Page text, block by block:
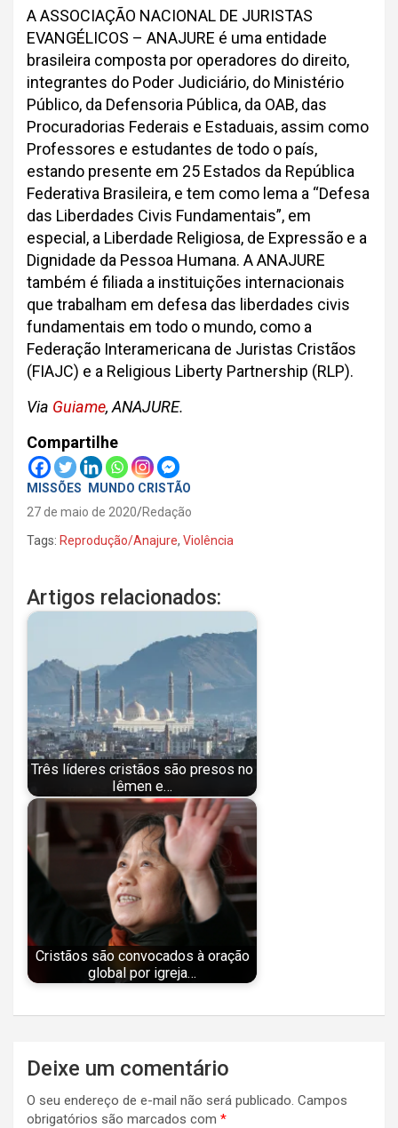
A ASSOCIAÇÃO NACIONAL DE JURISTAS
EVANGÉLICOS – ANAJURE é uma entidade
brasileira composta por operadores do direito,
integrantes do Poder Judiciário, do Ministério
Público, da Defensoria Pública, da OAB, das
Procuradorias Federais e Estaduais, assim como
Professores e estudantes de todo o país,
estando presente em 25 Estados da República
Federativa Brasileira, e tem como lema a “Defesa
das Liberdades Civis Fundamentais”, em
especial, a Liberdade Religiosa, de Expressão e a
Dignidade da Pessoa Humana. A ANAJURE
também é filiada a instituições internacionais
que trabalham em defesa das liberdades civis
fundamentais em todo o mundo, como a
Federação Interamericana de Juristas Cristãos
(FIAJC) e a Religious Liberty Partnership (RLP).
Via Guiame, ANAJURE.
Compartilhe
MISSÕES MUNDO CRISTÃO
27 de maio de 2020 Redação
Tags: Reprodução/Anajure, Violência
Artigos relacionados:
Três líderes cristãos são presos no
Iêmen e…
Cristãos são convocados à oração
global por igreja…
Navegação
de
Post
Deixe um comentário
O seu endereço de e-mail não será publicado. Campos
obrigatórios são marcados com *